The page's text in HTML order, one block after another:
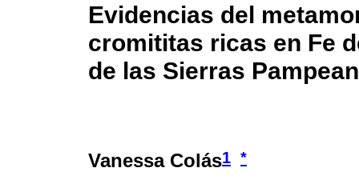
Evidencias del
cromititas ricas en Fe
de las Sierras
Vanessa Colás1 *